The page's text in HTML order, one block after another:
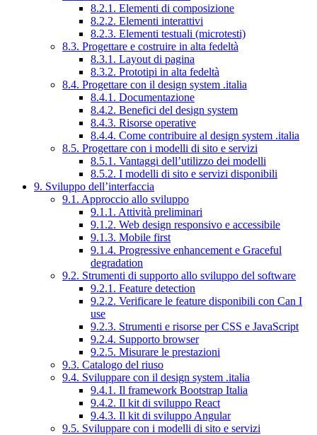
8.2.1. Elementi di composizione
8.2.2. Elementi interattivi
8.2.3. Elementi testuali (microtesti)
8.3. Progettare e costruire in alta fedeltà
8.3.1. Layout di pagina
8.3.2. Prototipi in alta fedeltà
8.4. Progettare con il design system .italia
8.4.1. Documentazione
8.4.2. Benefici del design system
8.4.3. Risorse operative
8.4.4. Come contribuire al design system .italia
8.5. Progettare con i modelli di sito e servizi
8.5.1. Vantaggi dell’utilizzo dei modelli
8.5.2. I modelli di sito e servizi disponibili
9. Sviluppo dell’interfaccia
9.1. Approccio allo sviluppo
9.1.1. Attività preliminari
9.1.2. Web design responsivo e accessibile
9.1.3. Mobile first
9.1.4. Progressive enhancement e Graceful
degradation
9.2. Strumenti di supporto allo sviluppo del software
9.2.1. Feature detection
9.2.2. Verificare le feature disponibili con Can I
use
9.2.3. Strumenti e risorse per CSS e JavaScript
9.2.4. Supporto browser
9.2.5. Misurare le prestazioni
9.3. Catalogo del riuso
9.4. Sviluppare con il design system .italia
9.4.1. Il framework Bootstrap Italia
9.4.2. Il kit di sviluppo React
9.4.3. Il kit di sviluppo Angular
9.5. Sviluppare con i modelli di sito e servizi